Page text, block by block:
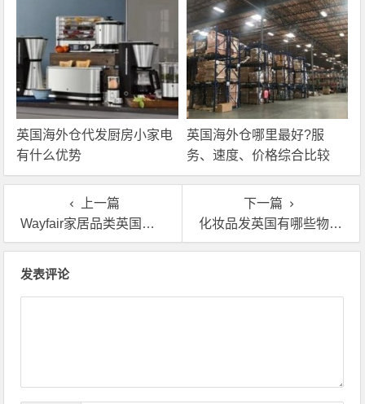
英国海外仓代发厨房小家电
有什么优势
英国海外仓哪里最好?服
务、速度、价格综合比较
上一篇
Wayfair家居品类英国海外仓一件代发的流程,怎么操作
下一篇
化妆品发英国有哪些物流选择？英国海外仓一件代发
发表评论